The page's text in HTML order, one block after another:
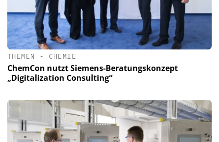
THEMEN • CHEMIE
ChemCon nutzt Siemens-Beratungskonzept
„Digitalization Consulting“